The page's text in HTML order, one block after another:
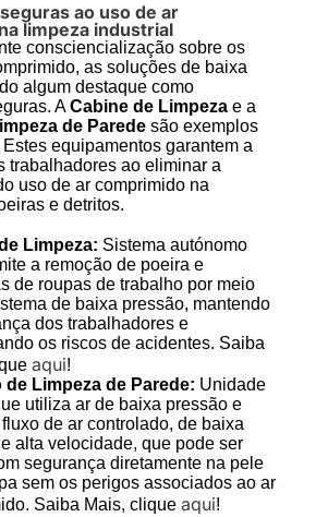
ao uso de ar
limpeza industrial
consciencialização sobre os
as soluções de baixa
algum destaque como
ACabine de Limpezae a
de Paredesão exemplos
equipamentos garantem a
trabalhadores ao eliminar a
uso de ar comprimido na
e detritos.
Limpeza: Sistema autónomo
a remoção de poeira e
de roupas de trabalho por meio
de baixa pressão, mantendo
dos trabalhadores e
os riscos de acidentes. Saiba
aqui!
de Limpeza de Parede: Unidade
utiliza ar de baixa pressão e
de ar controlado, de baixa
alta velocidade, que pode ser
segurança diretamente na pele
sem os perigos associados ao ar
Saiba Mais, clique aqui!